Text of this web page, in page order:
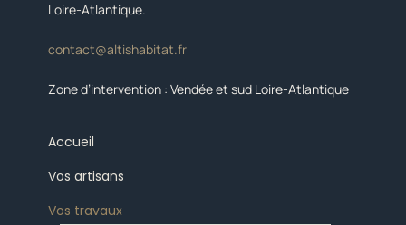
Accueil
Vos artisans
Vos travaux
Loire-Atlantique.
contact@altishabitat.fr
Zone d’intervention : Vendée et sud Loire-Atlantique